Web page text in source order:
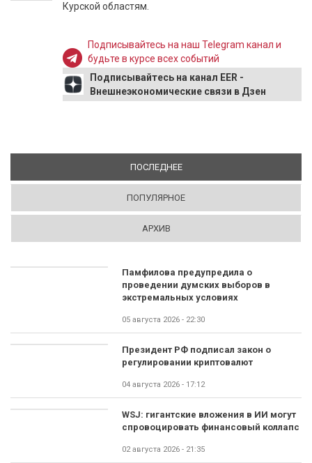
Курской областям.
Подписывайтесь на наш Telegram канал и
будьте в курсе всех событий
Подписывайтесь на канал EER -
Внешнеэкономические связи в Дзен
ПОСЛЕДНЕЕ(АКТИВНАЯ ВКЛАДКА)
ПОПУЛЯРНОЕ
АРХИВ
Памфилова предупредила о
проведении думских выборов в
экстремальных условиях
05 августа 2026 - 22:30
Президент РФ подписал закон о
регулировании криптовалют
04 августа 2026 - 17:12
WSJ: гигантские вложения в ИИ могут
спровоцировать финансовый коллапс
02 августа 2026 - 21:35